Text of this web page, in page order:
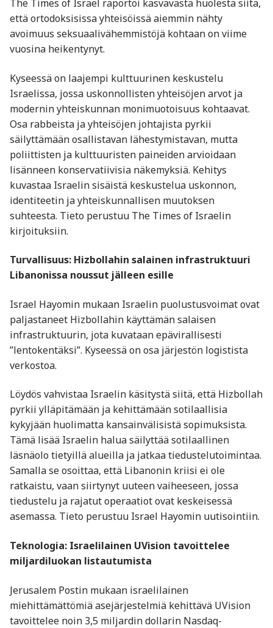
The Times of Israel raportoi kasvavasta huolesta siitä,
että ortodoksisissa yhteisöissä aiemmin nähty
avoimuus seksuaalivähemmistöjä kohtaan on viime
vuosina heikentynyt.
Kyseessä on laajempi kulttuurinen keskustelu
Israelissa, jossa uskonnollisten yhteisöjen arvot ja
modernin yhteiskunnan monimuotoisuus kohtaavat.
Osa rabbeista ja yhteisöjen johtajista pyrkii
säilyttämään osallistavan lähestymistavan, mutta
poliittisten ja kulttuuristen paineiden arvioidaan
lisänneen konservatiivisia näkemyksiä. Kehitys
kuvastaa Israelin sisäistä keskustelua uskonnon,
identiteetin ja yhteiskunnallisen muutoksen
suhteesta. Tieto perustuu The Times of Israelin
kirjoituksiin.
Turvallisuus: Hizbollahin salainen infrastruktuuri
Libanonissa noussut jälleen esille
Israel Hayomin mukaan Israelin puolustusvoimat ovat
paljastaneet Hizbollahin käyttämän salaisen
infrastruktuurin, jota kuvataan epävirallisesti
”lentokentäksi”. Kyseessä on osa järjestön logistista
verkostoa.
Löydös vahvistaa Israelin käsitystä siitä, että Hizbollah
pyrkii ylläpitämään ja kehittämään sotilaallisia
kykyjään huolimatta kansainvälisistä sopimuksista.
Tämä lisää Israelin halua säilyttää sotilaallinen
läsnäolo tietyillä alueilla ja jatkaa tiedustelutoimintaa.
Samalla se osoittaa, että Libanonin kriisi ei ole
ratkaistu, vaan siirtynyt uuteen vaiheeseen, jossa
tiedustelu ja rajatut operaatiot ovat keskeisessä
asemassa. Tieto perustuu Israel Hayomin uutisointiin.
Teknologia: Israelilainen UVision tavoittelee
miljardiluokan listautumista
Jerusalem Postin mukaan israelilainen
miehittämättömiä asejärjestelmiä kehittävä UVision
tavoittelee noin 3,5 miljardin dollarin Nasdaq-